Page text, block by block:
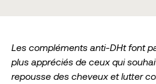
Les compléments anti-DHt font
plus appréciés de ceux qui
repousse des cheveux et lutter